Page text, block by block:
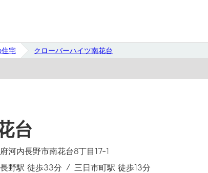
住宅 クローバーハイツ南花台
台
河内長野市南花台8丁目17-1
野駅 徒歩33分
三日市町駅 徒歩13分